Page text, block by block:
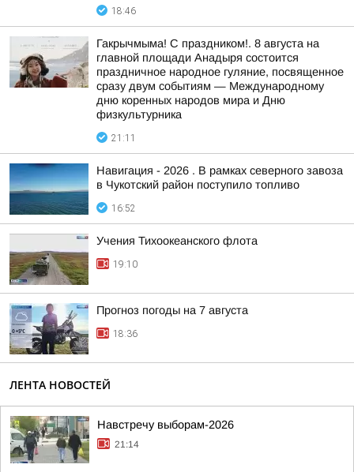
18:46
Гакрычмыма! С праздником!. 8 августа на
главной площади Анадыря состоится
праздничное народное гуляние, посвященное
сразу двум событиям — Международному
дню коренных народов мира и Дню
физкультурника
21:11
Навигация - 2026 . В рамках северного завоза
в Чукотский район поступило топливо
16:52
Учения Тихоокеанского флота
19:10
Прогноз погоды на 7 августа
18:36
ЛЕНТА НОВОСТЕЙ
Навстречу выборам-2026
21:14